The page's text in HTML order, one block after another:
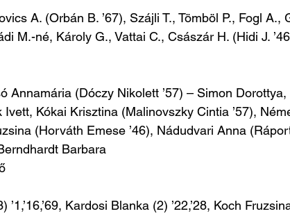
A. (Orbán B. ’67), Szájli T., Tömböl P., Fogl A.,
M.-né, Károly G., Vattai C., Császár H. (Hidi J.
Annamária (Dóczy Nikolett ’57) – Simon
Kókai Krisztina (Malinovszky Cintia ’57),
(Horváth Emese ’46), Nádudvari Anna
Barbara
’1,’16,’69, Kardosi Blanka (2) ’22,’28, Koch